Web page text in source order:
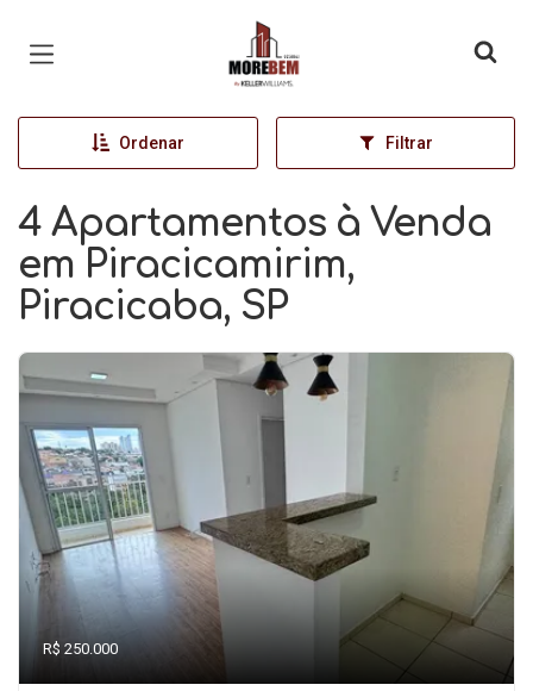
Página inicial
Ordenar Filtrar
4 Apartamentos à Venda
em Piracicamirim,
Piracicaba, SP
R$ 250.000